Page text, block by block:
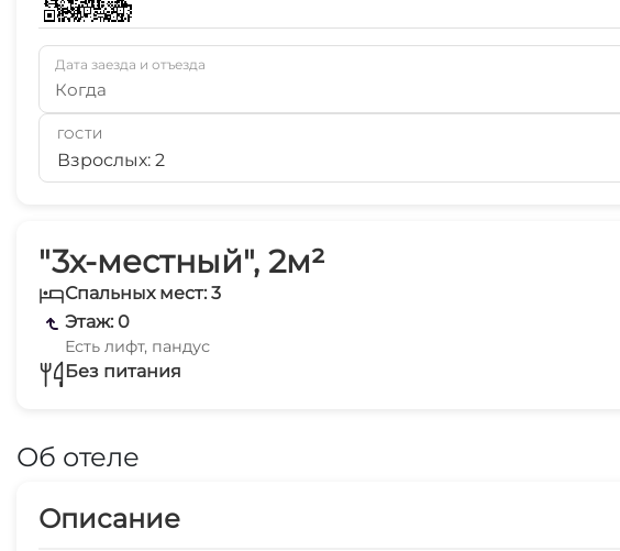
"3х-местный", 2м²
Спальных мест: 3
Этаж: 0
Есть лифт, пандус
Без питания
Об отеле
Описание
Дата заезда и отъезда
Когда
ГОСТИ
Взрослых: 2